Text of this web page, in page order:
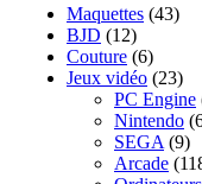
Maquettes (43)
BJD (12)
Couture (6)
Jeux vidéo (23)
PC Engine
Nintendo
SEGA (9)
Arcade